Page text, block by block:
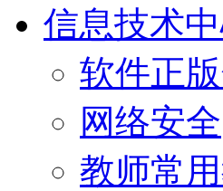
信息技术
软件正
网络安全
教师常